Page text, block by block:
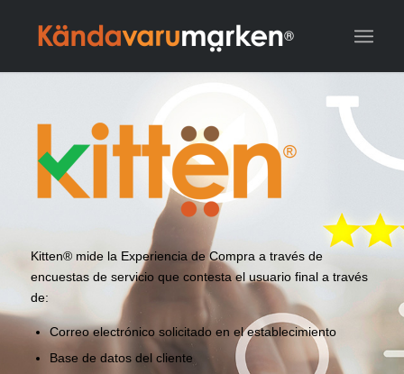
Kitten® mide la Experiencia de Compra a través de
encuestas de servicio que contesta el usuario final a través
de:
Correo electrónico solicitado en el establecimiento
Base de datos del cliente